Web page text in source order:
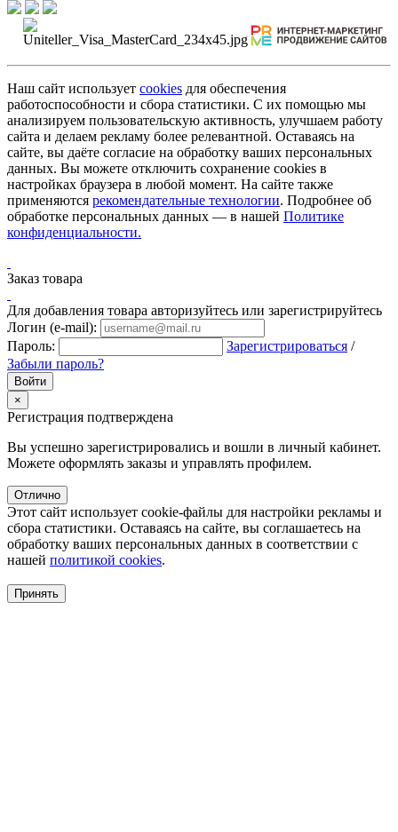
Наш сайт использует cookies для обеспечения
работоспособности и сбора статистики. С их помощью мы
анализируем пользовательскую активность, улучшаем работу
сайта и делаем рекламу более релевантной. Оставаясь на
сайте, вы даёте согласие на обработку ваших персональных
данных. Вы можете отключить сохранение cookies в
настройках браузера в любой момент. На сайте также
применяются рекомендательные технологии. Подробнее об
обработке персональных данных — в нашей Политике
конфиденциальности.
Заказ товара
Для добавления товара авторизуйтесь или зарегистрируйтесь
Логин (e-mail):
Пароль:
Зарегистрироваться /
Забыли пароль?
×
Регистрация подтверждена
Вы успешно зарегистрировались и вошли в личный кабинет.
Можете оформлять заказы и управлять профилем.
Отлично
Этот сайт использует cookie-файлы для настройки рекламы и
сбора статистики. Оставаясь на сайте, вы соглашаетесь на
обработку ваших персональных данных в соответствии с
нашей политикой cookies.
Принять